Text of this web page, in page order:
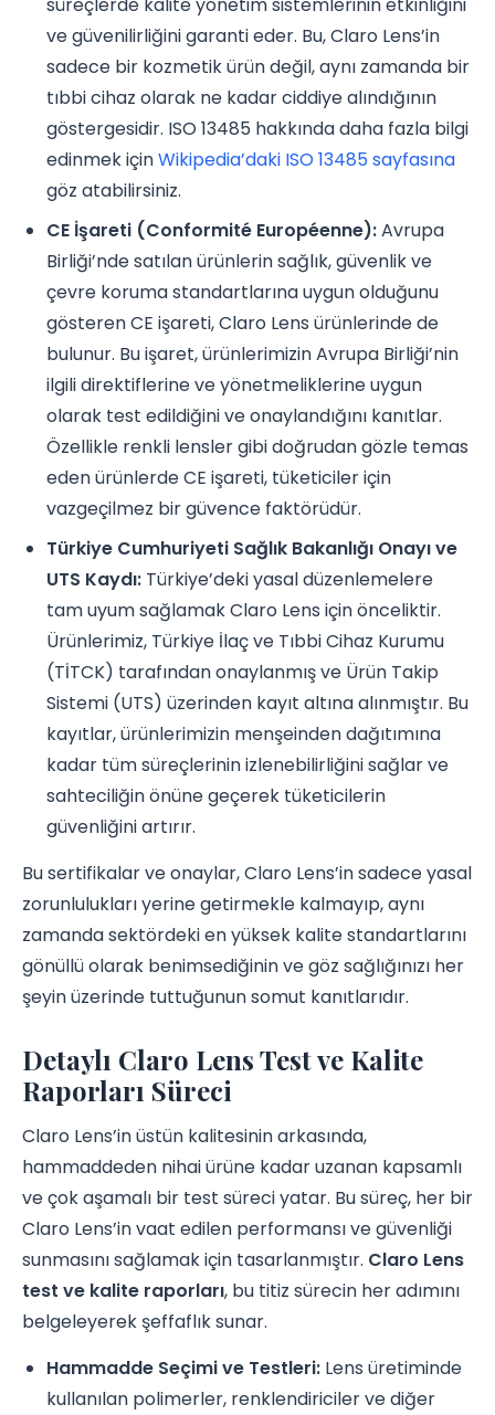
ve güvenilirliğini garanti eder. Bu, Claro Lens’in
sadece bir kozmetik ürün değil, aynı zamanda bir
tıbbi cihaz olarak ne kadar ciddiye alındığının
göstergesidir. ISO 13485 hakkında daha fazla bilgi
edinmek içinWikipedia’daki ISO 13485 sayfasına
göz atabilirsiniz.
CE İşareti (Conformité Européenne):Avrupa
Birliği’nde satılan ürünlerin sağlık, güvenlik ve
çevre koruma standartlarına uygun olduğunu
gösteren CE işareti, Claro Lens ürünlerinde de
bulunur. Bu işaret, ürünlerimizin Avrupa Birliği’nin
ilgili direktiflerine ve yönetmeliklerine uygun
olarak test edildiğini ve onaylandığını kanıtlar.
Özellikle renkli lensler gibi doğrudan gözle temas
eden ürünlerde CE işareti, tüketiciler için
vazgeçilmez bir güvence faktörüdür.
Türkiye Cumhuriyeti Sağlık Bakanlığı Onayı ve
UTS Kaydı: Türkiye’deki yasal düzenlemelere
tam uyum sağlamak Claro Lens için önceliktir.
Ürünlerimiz, Türkiye İlaç ve Tıbbi Cihaz Kurumu
(TİTCK) tarafından onaylanmış ve Ürün Takip
Sistemi (UTS) üzerinden kayıt altına alınmıştır. Bu
kayıtlar, ürünlerimizin menşeinden dağıtımına
kadar tüm süreçlerinin izlenebilirliğini sağlar ve
sahteciliğin önüne geçerek tüketicilerin
güvenliğini artırır.
Bu sertifikalar ve onaylar, Claro Lens’in sadece yasal
zorunlulukları yerine getirmekle kalmayıp, aynı
zamanda sektördeki en yüksek kalite standartlarını
gönüllü olarak benimsediğinin ve göz sağlığınızı her
şeyin üzerinde tuttuğunun somut kanıtlarıdır.
Detaylı Claro Lens Test ve Kalite
Raporları Süreci
Claro Lens’in üstün kalitesinin arkasında,
hammaddeden nihai ürüne kadar uzanan kapsamlı
ve çok aşamalı bir test süreci yatar. Bu süreç, her bir
Claro Lens’in vaat edilen performansı ve güvenliği
sunmasını sağlamak için tasarlanmıştır. Claro Lens
test ve kalite raporları, bu titiz sürecin her adımını
belgeleyerek şeffaflık sunar.
Hammadde Seçimi ve Testleri: Lens üretiminde
kullanılan polimerler, renklendiriciler ve diğer